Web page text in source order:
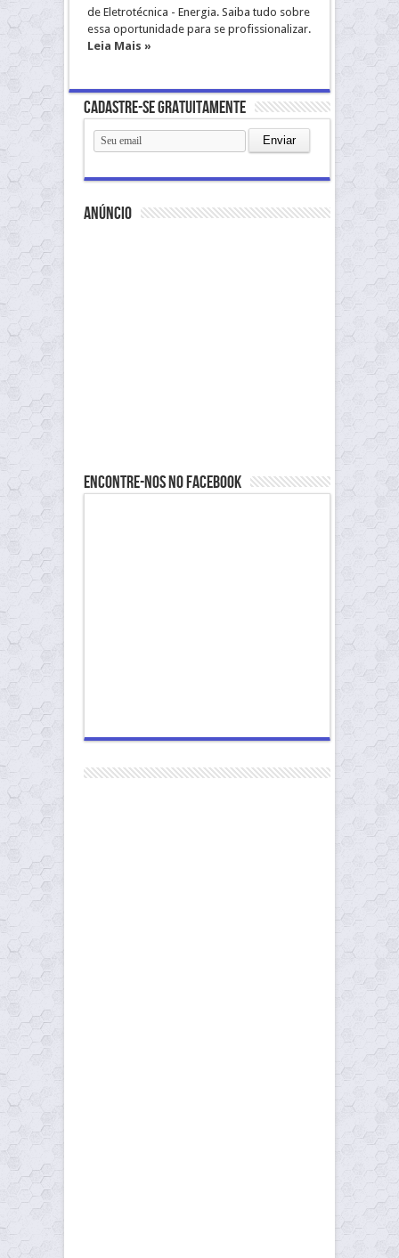
de Eletrotécnica - Energia. Saiba tudo sobre
essa oportunidade para se profissionalizar.
Leia Mais »
Cadastre-se gratuitamente
anúncio
Encontre-nos no Facebook